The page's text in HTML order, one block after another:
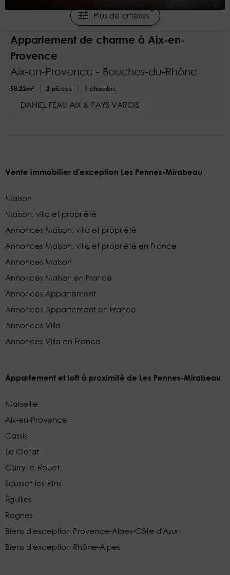
Plus de critères
Appartement de charme à Aix-en-
Provence
Aix-en-Provence - Bouches-du-Rhône
58.22m² 2 pièces 1 chambre
DANIEL FÉAU AIX & PAYS VAROIS
Vente immobilier d'exception Les Pennes-Mirabeau
Maison
Maison, villa et propriété
Annonces Maison, villa et propriété
Annonces Maison, villa et propriété en France
Annonces Maison
Annonces Maison en France
Annonces Appartement
Annonces Appartement en France
Annonces Villa
Annonces Villa en France
Appartement et loft à proximité de Les Pennes-Mirabeau
Marseille
Aix-en-Provence
Cassis
La Ciotat
Carry-le-Rouet
Sausset-les-Pins
Éguilles
Rognes
Biens d'exception Provence-Alpes-Côte d'Azur
Biens d'exception Rhône-Alpes